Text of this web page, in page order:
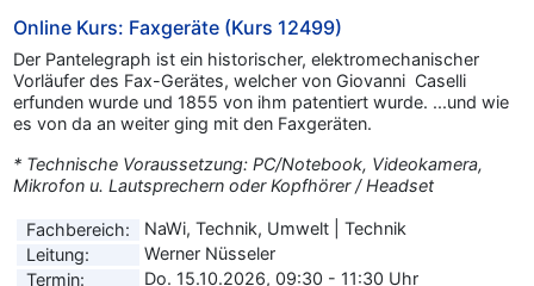
Online Kurs: Faxgeräte (Kurs 12499)
Der Pantelegraph ist ein historischer, elektromechanischer
Vorläufer des Fax-Gerätes, welcher von Giovanni Caselli
erfunden wurde und 1855 von ihm patentiert wurde. ...und wie
es von da an weiter ging mit den Faxgeräten.
* Technische Voraussetzung: PC/Notebook, Videokamera,
Mikrofon u. Lautsprechern oder Kopfhörer / Headset
Fachbereich:
NaWi, Technik, Umwelt | Technik
Leitung:
Werner Nüsseler
Termin:
Do. 15.10.2026, 09:30 - 11:30 Uhr